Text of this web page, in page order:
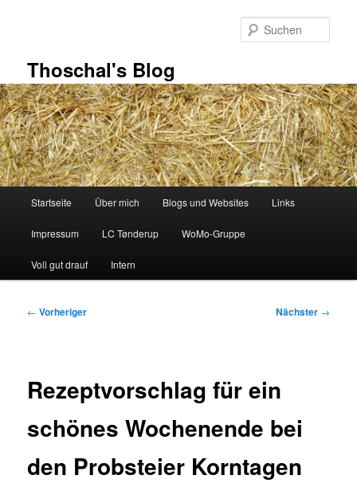
Thoschal's Blog
Startseite Über mich Blogs und Websites Links
Impressum LC Tønderup WoMo-Gruppe
Voll gut drauf Intern
Beitragsnavigation
← Vorheriger Nächster →
Rezeptvorschlag für ein
schönes Wochenende bei
den Probsteier Korntagen